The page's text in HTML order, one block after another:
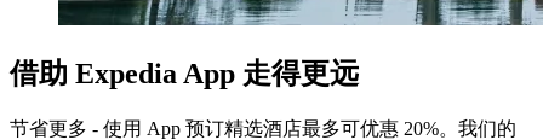
借助 Expedia App 走得更远
节省更多 - 使用 App 预订精选酒店最多可优惠 20%。我们的